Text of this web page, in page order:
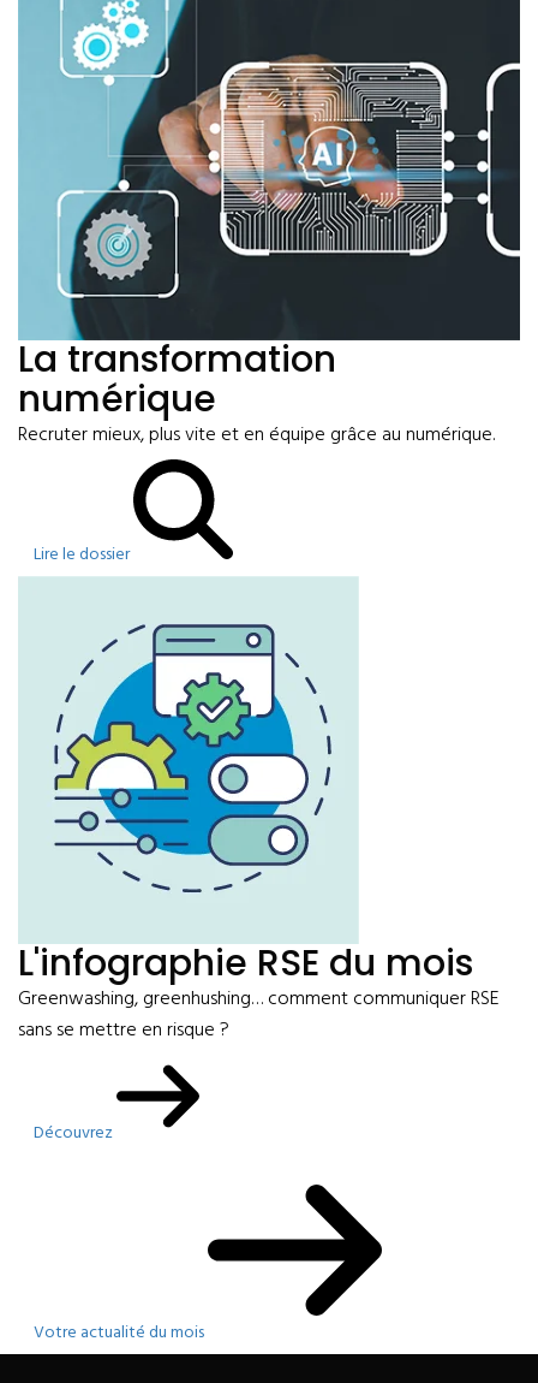
La transformation
numérique
Recruter mieux, plus vite et en équipe grâce au numérique.
Lire le dossier
L'infographie RSE du mois
Greenwashing, greenhushing… comment communiquer RSE
sans se mettre en risque ?
Découvrez
Votre actualité du mois